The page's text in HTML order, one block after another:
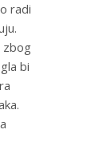
radi
zbog
bi